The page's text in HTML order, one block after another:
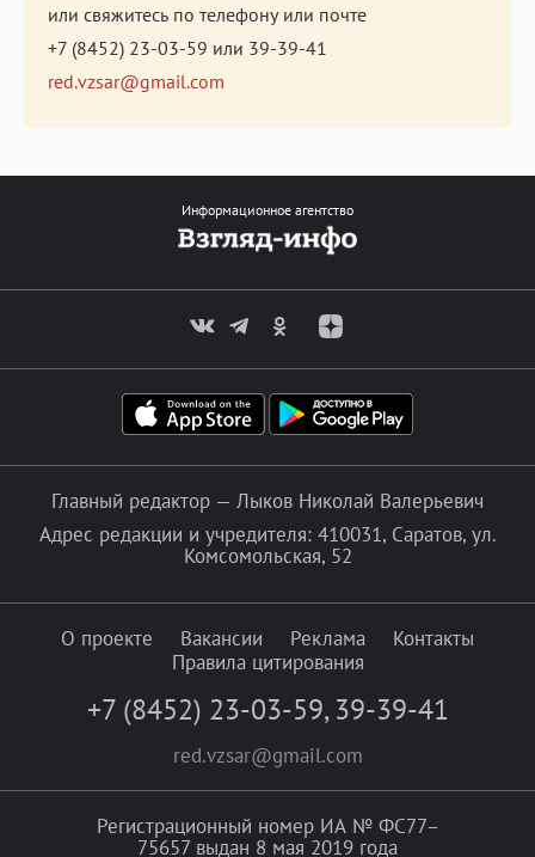
или свяжитесь по телефону или почте
+7 (8452) 23-03-59 или 39-39-41
red.vzsar@gmail.com
Информационное агентство
Главный редактор — Лыков Николай Валерьевич
Адрес редакции и учредителя: 410031, Саратов, ул.
Комсомольская, 52
О проекте Вакансии Реклама
Контакты
Правила цитирования
+7 (8452) 23-03-59, 39-39-41
red.vzsar@gmail.com
Регистрационный номер ИА № ФС77–
75657 выдан 8 мая 2019 года